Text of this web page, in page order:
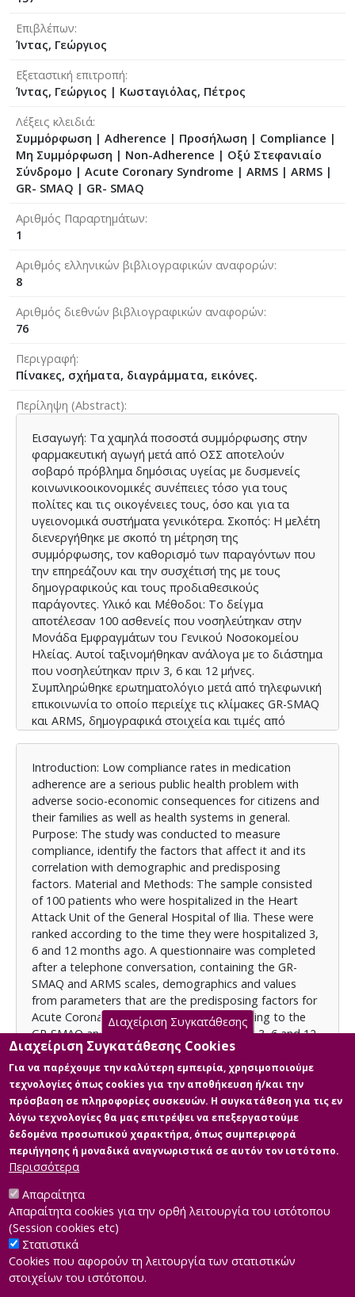
Επιβλέπων
Ίντας, Γεώργιος
Εξεταστική επιτροπή
Ίντας, Γεώργιος | Κωσταγιόλας, Πέτρος
Λέξεις κλειδιά
Συμμόρφωση | Adherence | Προσήλωση | Compliance |
Μη Συμμόρφωση | Non-Adherence | Οξύ Στεφανιαίο
Σύνδρομο | Acute Coronary Syndrome | ARMS | ARMS |
GR- SMAQ | GR- SMAQ
Αριθμός Παραρτημάτων
1
Αριθμός ελληνικών βιβλιογραφικών αναφορών
8
Αριθμός διεθνών βιβλιογραφικών αναφορών
76
Περιγραφή
Πίνακες, σχήματα, διαγράμματα, εικόνες.
Περίληψη (Abstract)
Εισαγωγή: Τα χαμηλά ποσοστά συμμόρφωσης στην
φαρμακευτική αγωγή μετά από ΟΣΣ αποτελούν
σοβαρό πρόβλημα δημόσιας υγείας με δυσμενείς
κοινωνικοοικονομικές συνέπειες τόσο για τους
πολίτες και τις οικογένειες τους, όσο και για τα
υγειονομικά συστήματα γενικότερα. Σκοπός: Η μελέτη
διενεργήθηκε με σκοπό τη μέτρηση της
συμμόρφωσης, τον καθορισμό των παραγόντων που
την επηρεάζουν και την συσχέτισή της με τους
δημογραφικούς και τους προδιαθεσικούς
παράγοντες. Υλικό και Μέθοδοι: Το δείγμα
αποτέλεσαν 100 ασθενείς που νοσηλεύτηκαν στην
Μονάδα Εμφραγμάτων του Γενικού Νοσοκομείου
Ηλείας. Αυτοί ταξινομήθηκαν ανάλογα με το διάστημα
που νοσηλεύτηκαν πριν 3, 6 και 12 μήνες.
Συμπληρώθηκε ερωτηματολόγιο μετά από τηλεφωνική
επικοινωνία το οποίο περιείχε τις κλίμακες GR-SMAQ
και ARMS, δημογραφικά στοιχεία και τιμές από
τις κλίμακες GR-SMAQ και ARMS η συμμόρφωση
στους 3, 6 και 12 μήνες μετά τη νοσηλεία βρίσκεται σε
χαμηλά επίπεδα με ποσοστά που κυμαίνονται από
32,4% έως 69,7%. Λόγους μη συμμόρφωσης
αποτελούν η αδυναμία των ατόμων να θυμούνται να
λαμβάνουν τα φάρμακα τους και τα οικονομικά
προβλήματα. Άτομα που συμμορφώνονται στην
θεραπευτικοί αγωγή έχουν περισσότερες
πιθανότητες να έχουν φυσιολογική τιμή αρτηριακής
πίεσης και λιγότερες πιθανότητες να επανεισαχθούν
στο νοσοκομείο. Συμπεράσματα: Η συμμόρφωση
βρίσκεται σε χαμηλά επίπεδα και επιβάλλεται να
αναπτυχτούν τρόποι ανίχνευσης των αιτιών και
τρόποι αντιμετώπισης σε ατομικό και συλλογικό
επίπεδο, για την αποφυγή δυσμενών αποτελεσμάτων
στην υγεία των ατόμων και στην κοινωνία γενικότερα.
Λέξεις κλειδιά: Συμμόρφωση, Μη Συμμόρφωση, Οξύ
Στεφανιαίο Σύνδρομο, ARMS, GR- SMAQ.
Introduction: Low compliance rates in medication
adherence are a serious public health problem with
adverse socio-economic consequences for citizens and
their families as well as health systems in general.
Purpose: The study was conducted to measure
compliance, identify the factors that affect it and its
correlation with demographic and predisposing
factors. Material and Methods: The sample consisted
of 100 patients who were hospitalized in the Heart
Attack Unit of the General Hospital of Ilia. These were
ranked according to the time they were hospitalized 3,
6 and 12 months ago. A questionnaire was completed
after a telephone conversation, containing the GR-
SMAQ and ARMS scales, demographics and values
from parameters that are the predisposing factors for
Acute Coronary Syndrome. Results: According to the
GR-SMAQ and ARMS scales, compliance at 3, 6 and 12
months after hospitalization is low at rates ranging
from 32.4% to 69.7%. Reasons for non-compliance are
the inability of people to remember to take their
medications and financial problems. People responding
to treatment are more likely to have normal blood
pressure and less likely to return to hospital.
Conclusions: Compliance is at a low level, and ways of
detecting causes and ways of dealing with them at
avoid adverse effects on the health of individuals and
society general. Key words: Adherence, Compliance,
Non-Adherence, Acute Coronary Syndrome, ARMS, GR-
SMAQ.
Άδεια
Items in Apothesis are protected by copyright, with all
rights reserved, unless otherwise indicated.
Κύρια Αρχεία Διατριβής
Διαχείριση Συγκατάθεσης
Διαχείριση Συγκατάθεσης Cookies
Για να παρέχουμε την καλύτερη εμπειρία, χρησιμοποιούμε
τεχνολογίες όπως cookies για την αποθήκευση ή/και την
πρόσβαση σε πληροφορίες συσκευών. Η συγκατάθεση για τις εν
λόγω τεχνολογίες θα μας επιτρέψει να επεξεργαστούμε
δεδομένα προσωπικού χαρακτήρα, όπως συμπεριφορά
περιήγησης ή μοναδικά αναγνωριστικά σε αυτόν τον ιστότοπο.
Περισσότερα
Απαραίτητα
Απαραίτητα cookies για την ορθή λειτουργία του ιστότοπου
(Session cookies etc)
Στατιστικά
Cookies που αφορούν τη λειτουργία των στατιστικών
στοιχείων του ιστότοπου.